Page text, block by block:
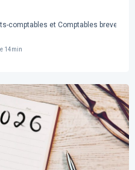
comptables et Comptables brevetés
14min